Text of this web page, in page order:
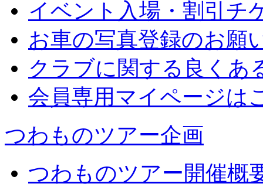
イベント入場・割引チ
お車の写真登録のお願
クラブに関する良くあ
会員専用マイページは
つわものツアー企画
つわものツアー開催概